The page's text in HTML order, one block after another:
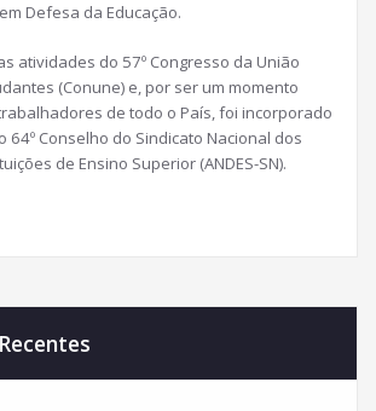
Defesa da Educação.
atividades do 57º Congresso da União
(Conune) e, por ser um momento
de todo o País, foi incorporado
64º Conselho do Sindicato Nacional dos
de Ensino Superior (ANDES-SN).